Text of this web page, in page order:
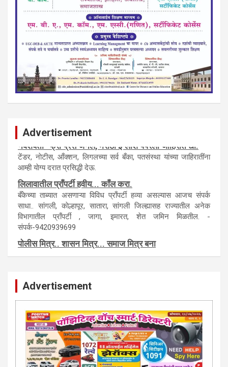
Advertisement
नवशक्ती- फ्री प्रेस जर्नल, मराठी इंग्लीश पेपरला जाहिरात द्या.
टेंडर, नाेटीस, आँक्शन, लिगलच्या सर्व बँका, पतसंस्था यांच्या जाहिरातींना
लिलावातील प्राँपर्टी हवीय... काँल करा.
बँकेच्या ताब्यात असणाऱ्या विविध प्राँपर्टी हव्या असल्यास आजच संपर्क
साधा.. सांगली, काेल्हापूर, सातारा, सांगली जिल्ह्यासह राज्यातील अनेक
विभागातील प्राँपर्टी , जागा, इमारत, शेत जमिन मिळतील. -
कायदेशीर सल्ला या मार्गदर्शन पाहिजे. संपर्क साधा-
परिस्थितीनुसार तुम्ही जर आर्थिक, शैक्षणिक, सामाजिक समस्या, गुन्हेगारी,
शारीरीक त्रास, फसवणूक सारख्या प्रकरणात अडकला असाल, काेर्टाची
पायरी चढला असाल तर चिंता नकाे.. आम्ही मदत करू. मार्गदर्शन करू,
कायदेशीर सल्ला देऊ. - आजच संपर्क साधा- भारत साेनुले-8888207374
या AD सतिश कुंभार -9860944728
मराठी.. इंग्रजी पेपरला जाहिरात द्यायची संपर्क साधा..
Advertisement